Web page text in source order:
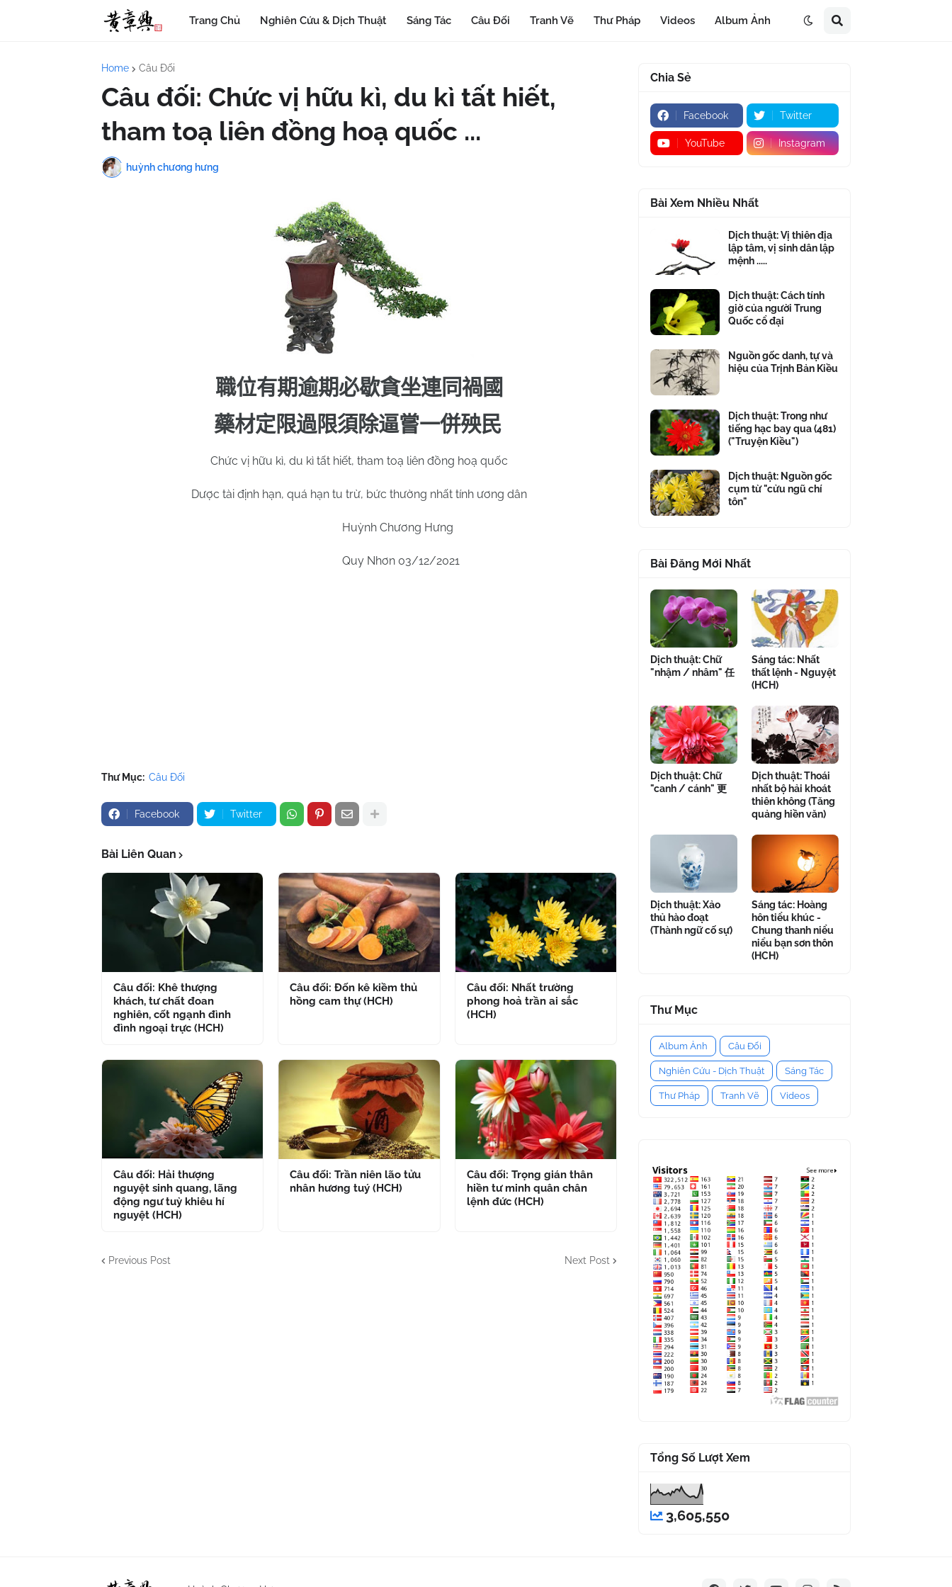
Trang Chủ Nghiên Cứu & Dịch Thuật Sáng Tác Câu Đối Tranh Vẽ Thư Pháp Videos Album Ảnh
Home Câu Đối
Câu đối: Chức vị hữu kì, du kì tất hiết,
tham toạ liên đồng hoạ quốc ...
huỳnh chương hưng
職位有期逾期必歇貪坐連同禍國
藥材定限過限須除逼嘗一併殃民
Chức vị hữu kì, du kì tất hiết, tham toạ liên đồng hoạ quốc
Dược tài định hạn, quá hạn tu trừ, bức thường nhất tính ương dân
Huỳnh Chương Hưng
Quy Nhơn 03/12/2021
Thư Mục: Câu Đối
Facebook Twitter
Bài Liên Quan
Câu đối: Khê thượng
khách, tư chất đoan
nghiên, cốt ngạnh đình
đình ngoại trực (HCH)
Câu đối: Đốn kê kiềm thủ
hồng cam thự (HCH)
Câu đối: Nhất trường
phong hoả trần ai sắc
(HCH)
Câu đối: Hải thượng
nguyệt sinh quang, lãng
động ngư tuỳ khiêu hí
nguyệt (HCH)
Câu đối: Trần niên lão tửu
nhân hương tuý (HCH)
Câu đối: Trọng gián thân
hiền tư minh quân chân
lệnh đức (HCH)
Previous Post Next Post
Chia Sẻ
Facebook Twitter
YouTube Instagram
Bài Xem Nhiều Nhất
Dịch thuật: Vị thiên địa
lập tâm, vị sinh dân lập
mệnh .....
Dịch thuật: Cách tính
giờ của người Trung
Quốc cổ đại
Nguồn gốc danh, tự và
hiệu của Trịnh Bản Kiều
Dịch thuật: Trong như
tiếng hạc bay qua (481)
("Truyện Kiều")
Dịch thuật: Nguồn gốc
cụm từ "cửu ngũ chí
tôn"
Bài Đăng Mới Nhất
Dịch thuật: Chữ
"nhậm / nhâm" 任
Sáng tác: Nhất
thất lệnh - Nguyệt
(HCH)
Dịch thuật: Chữ
"canh / cánh" 更
Dịch thuật: Thoái
nhất bộ hải khoát
thiên không (Tăng
quảng hiền văn)
Dịch thuật: Xảo
thủ hào đoạt
(Thành ngữ cố sự)
Sáng tác: Hoàng
hôn tiểu khúc -
Chung thanh niểu
niểu bạn sơn thôn
(HCH)
Thư Mục
Album Ảnh Câu Đối
Nghiên Cứu - Dịch Thuật Sáng Tác
Thư Pháp Tranh Vẽ Videos
Tổng Số Lượt Xem
3,605,550